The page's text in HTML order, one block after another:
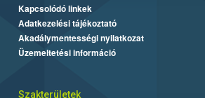
Kapcsolódó linkek
Adatkezelési tájékoztató
Akadálymentességi nyilatkozat
Üzemeltetési információ
Szakterületek